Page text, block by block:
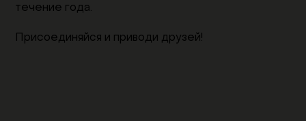
течение года.
Присоединяйся и приводи друзей!